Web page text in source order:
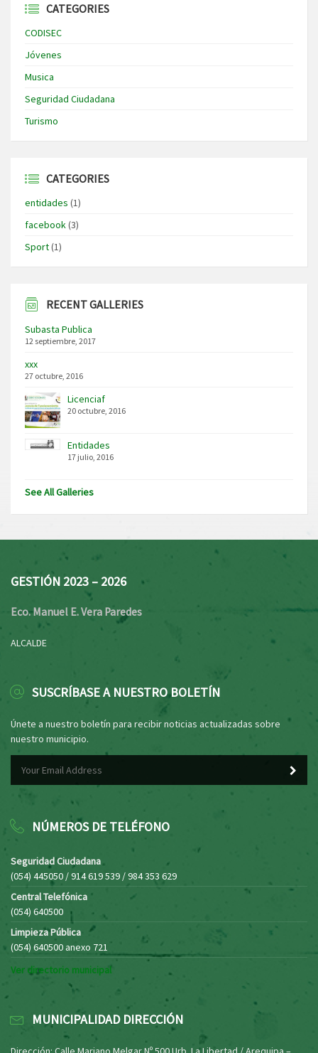
CATEGORIES
CODISEC
Jóvenes
Musica
Seguridad Ciudadana
Turismo
CATEGORIES
entidades (1)
facebook(3)
Sport(1)
RECENT GALLERIES
Subasta Publica
12 septiembre, 2017
xxx
27 octubre, 2016
Licenciaf
20 octubre, 2016
Entidades
17 julio, 2016
See All Galleries
GESTIÓN 2023 – 2026
Eco. Manuel E. Vera Paredes
ALCALDE
SUSCRÍBASE A NUESTRO BOLETÍN
Únete a nuestro boletín para recibir noticias actualizadas sobre
nuestro municipio.
NÚMEROS DE TELÉFONO
Seguridad Ciudadana
(054) 445050 / 914 619 539 / 984 353 629
Central Telefónica
(054) 640500
Limpieza Pública
(054) 640500 anexo 721
Ver directorio municipal
MUNICIPALIDAD DIRECCIÓN